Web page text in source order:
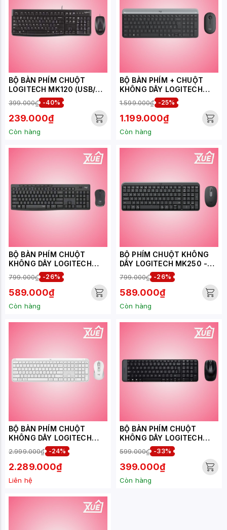
BỘ BÀN PHÍM CHUỘT
LOGITECH MK120 (USB/
399.000₫ -40%
239.000₫
Còn hàng
BỘ BÀN PHÍM + CHUỘT
KHÔNG DÂY LOGITECH
MK470 (USB/MÀU ĐEN)
1.599.000₫ -25%
1.199.000₫
Còn hàng
BỘ BÀN PHÍM CHUỘT
KHÔNG DÂY LOGITECH
MK295 MÀU ĐEN
(USB/SILENTTOUCH)
799.000₫ -26%
589.000₫
Còn hàng
BỘ PHÍM CHUỘT KHÔNG
DÂY LOGITECH MK250 -
MÀU XÁM
799.000₫ -26%
589.000₫
Còn hàng
BỘ BÀN PHÍM CHUỘT
KHÔNG DÂY LOGITECH
SIGNATURE SLIM COMBO
MK950 OFF WHITE
(WIRELESS LOGI
BOLT/BLUETOOTH/TRẮNG)
2.999.000₫ -24%
2.289.000₫
Liên hệ
BỘ BÀN PHÍM CHUỘT
KHÔNG DÂY LOGITECH
MK220 WIRELESS (USB/
ĐEN)
599.000₫ -33%
399.000₫
Còn hàng